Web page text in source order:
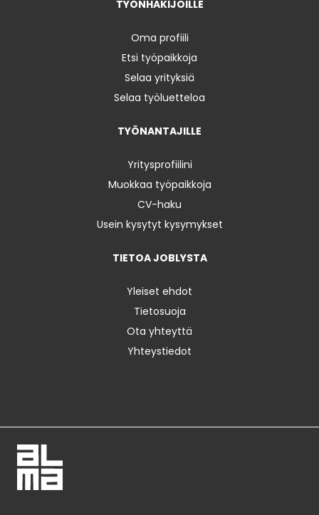
TYÖNHAKIJOILLE
Oma profiili
Etsi työpaikkoja
Selaa yrityksiä
Selaa työluetteloa
TYÖNANTAJILLE
Yritysprofiilini
Muokkaa työpaikkoja
CV-haku
Usein kysytyt kysymykset
TIETOA JOBLYSTA
Yleiset ehdot
Tietosuoja
Ota yhteyttä
Yhteystiedot